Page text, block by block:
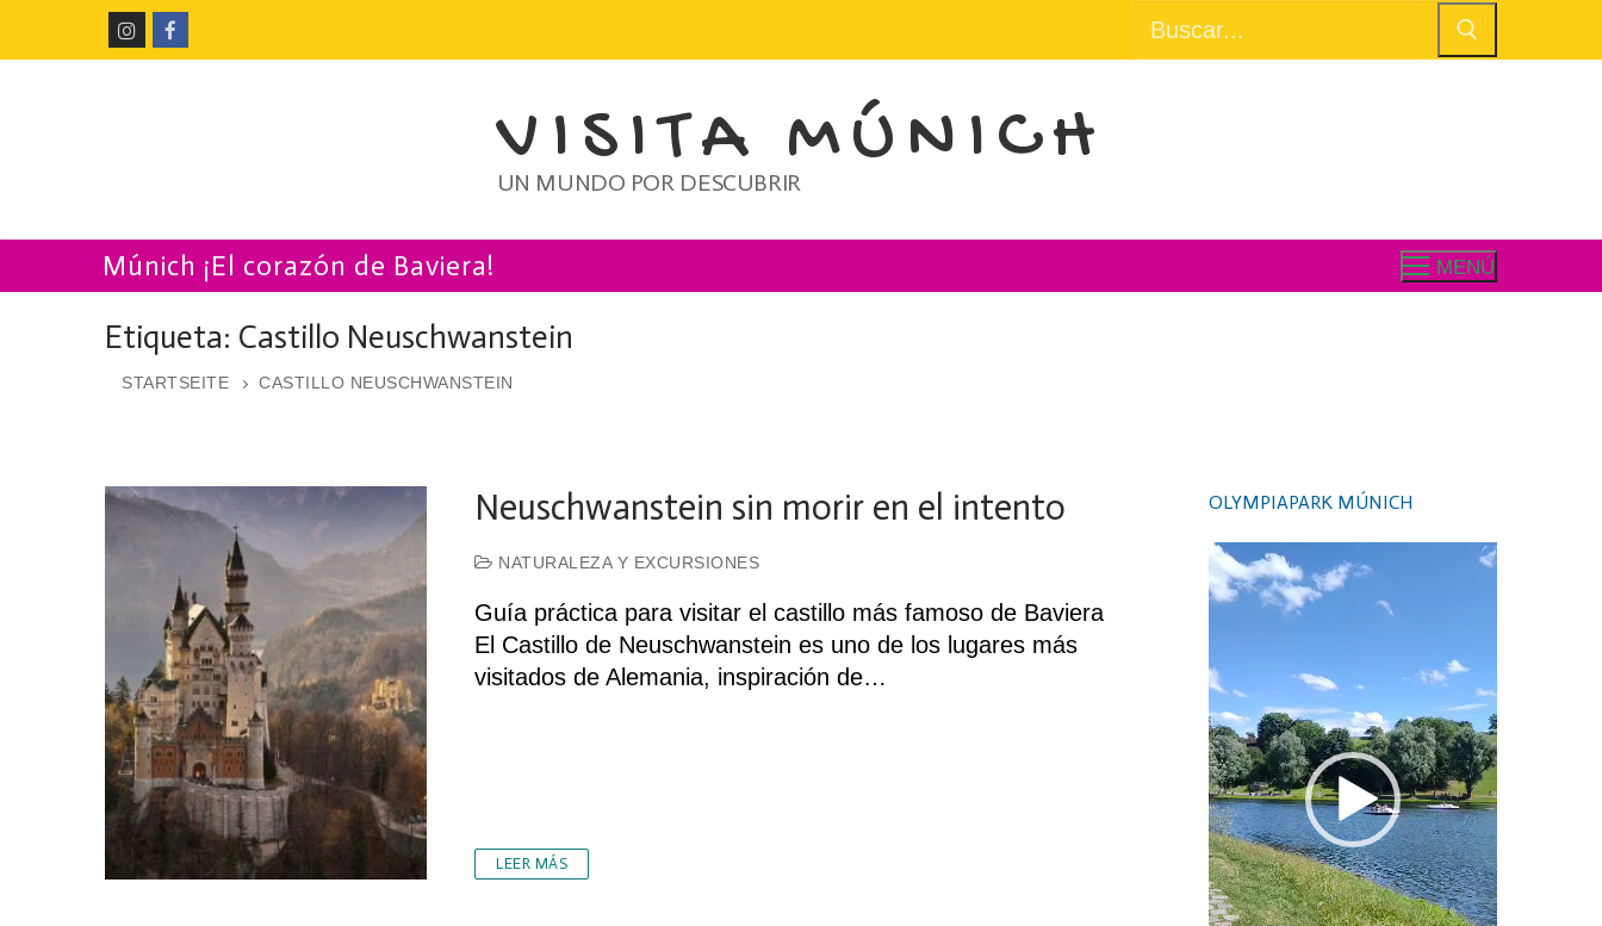
VISITA MÚNICH
UN MUNDO POR DESCUBRIR
Múnich ¡El corazón de Baviera! MENÚ
Etiqueta: Castillo Neuschwanstein
STARTSEITE CASTILLO NEUSCHWANSTEIN
Neuschwanstein sin morir en el intento
NATURALEZA Y EXCURSIONES
Guía práctica para visitar el castillo más famoso de Baviera
El Castillo de Neuschwanstein es uno de los lugares más
visitados de Alemania, inspiración de…
LEER MÁS
OLYMPIAPARK MÚNICH
Video
Player